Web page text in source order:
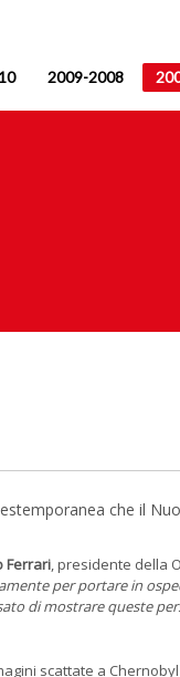
2009-2008
che il
Ferrari, presidente della
per portare in
di mostrare queste
scattate a